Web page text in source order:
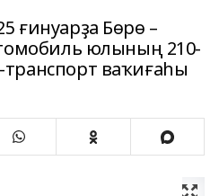
ғинуарҙа Бөрө –
юлының 210-
ваҡиғаһы